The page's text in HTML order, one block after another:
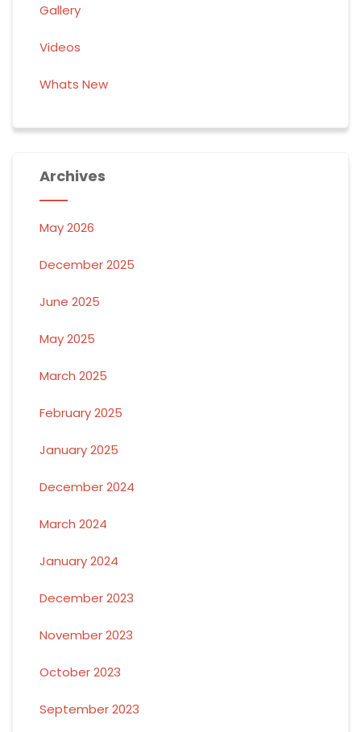
Gallery
Videos
Whats New
Archives
May 2026
December 2025
June 2025
May 2025
March 2025
February 2025
January 2025
December 2024
March 2024
January 2024
December 2023
November 2023
October 2023
September 2023